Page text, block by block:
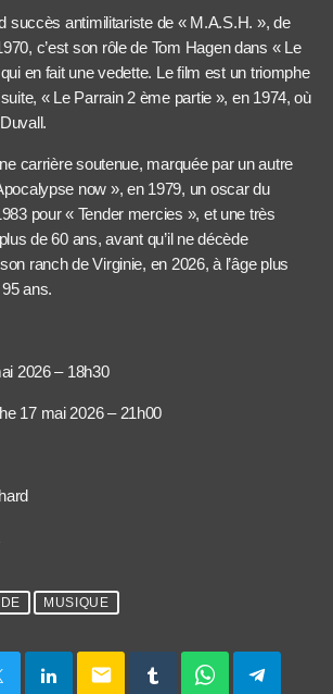
succès antimilitariste de « M.A.S.H. », de
c’est son rôle de Tom Hagen dans « Le
en fait une vedette. Le film est un triomphe
« Le Parrain 2 ème partie », en 1974, où
carrière soutenue, marquée par un autre
now », en 1979, un oscar du
pour « Tender mercies », et une très
de 60 ans, avant qu’il ne décède
ranch de Virginie, en 2026, à l’âge plus
ans.
2026 – 18h30
17 mai 2026 – 21h00
MUSIQUE
email